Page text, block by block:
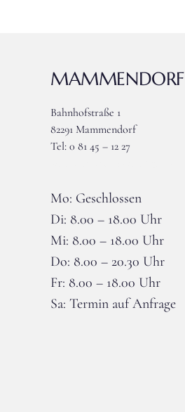
MAMMENDORF
Bahnhofstraße 1
82291 Mammendorf
Tel: 0 81 45 – 12 27
Mo: Geschlossen
Di: 8.00 – 18.00 Uhr
Mi: 8.00 – 18.00 Uhr
Do: 8.00 – 20.30 Uhr
Fr: 8.00 – 18.00 Uhr
Sa: Termin auf Anfrage